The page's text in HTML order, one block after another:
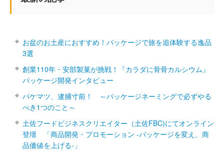
お盆のお土産におすすめ！パッケージで旅を追体験する逸品
3選
創業110年・安部製菓が挑戦！『カラダに骨骨カルシウム』
パッケージ開発インタビュー
パケマツ、逮捕寸前！ ～パッケージネーミングで必ずやる
べき1つのこと～
土佐フードビジネスクリエイター（土佐FBC)にてオンライン
登壇 「商品開発・プロモーション ‐パッケージを変え、商
品価値を上げる‐」